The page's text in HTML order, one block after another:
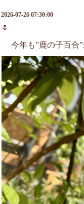
2026-07-26 07:30:00
🌷
今年も”鹿の子百合